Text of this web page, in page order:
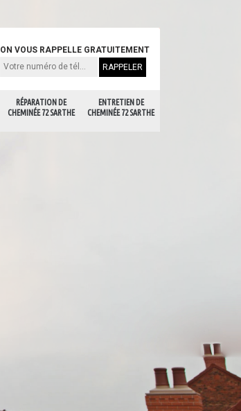
RÉPARATION DE
CHEMINÉE 72 SARTHE
ENTRETIEN DE
CHEMINÉE 72 SARTHE
ON VOUS RAPPELLE GRATUITEMENT